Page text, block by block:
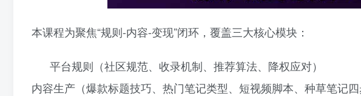
本课程为聚焦“规则-内容-变现”闭环，覆盖三大核心模块：
平台规则（社区规范、收录机制、推荐算法、降权应对）
内容生产（爆款标题技巧、热门笔记类型、短视频脚本、种草笔记四